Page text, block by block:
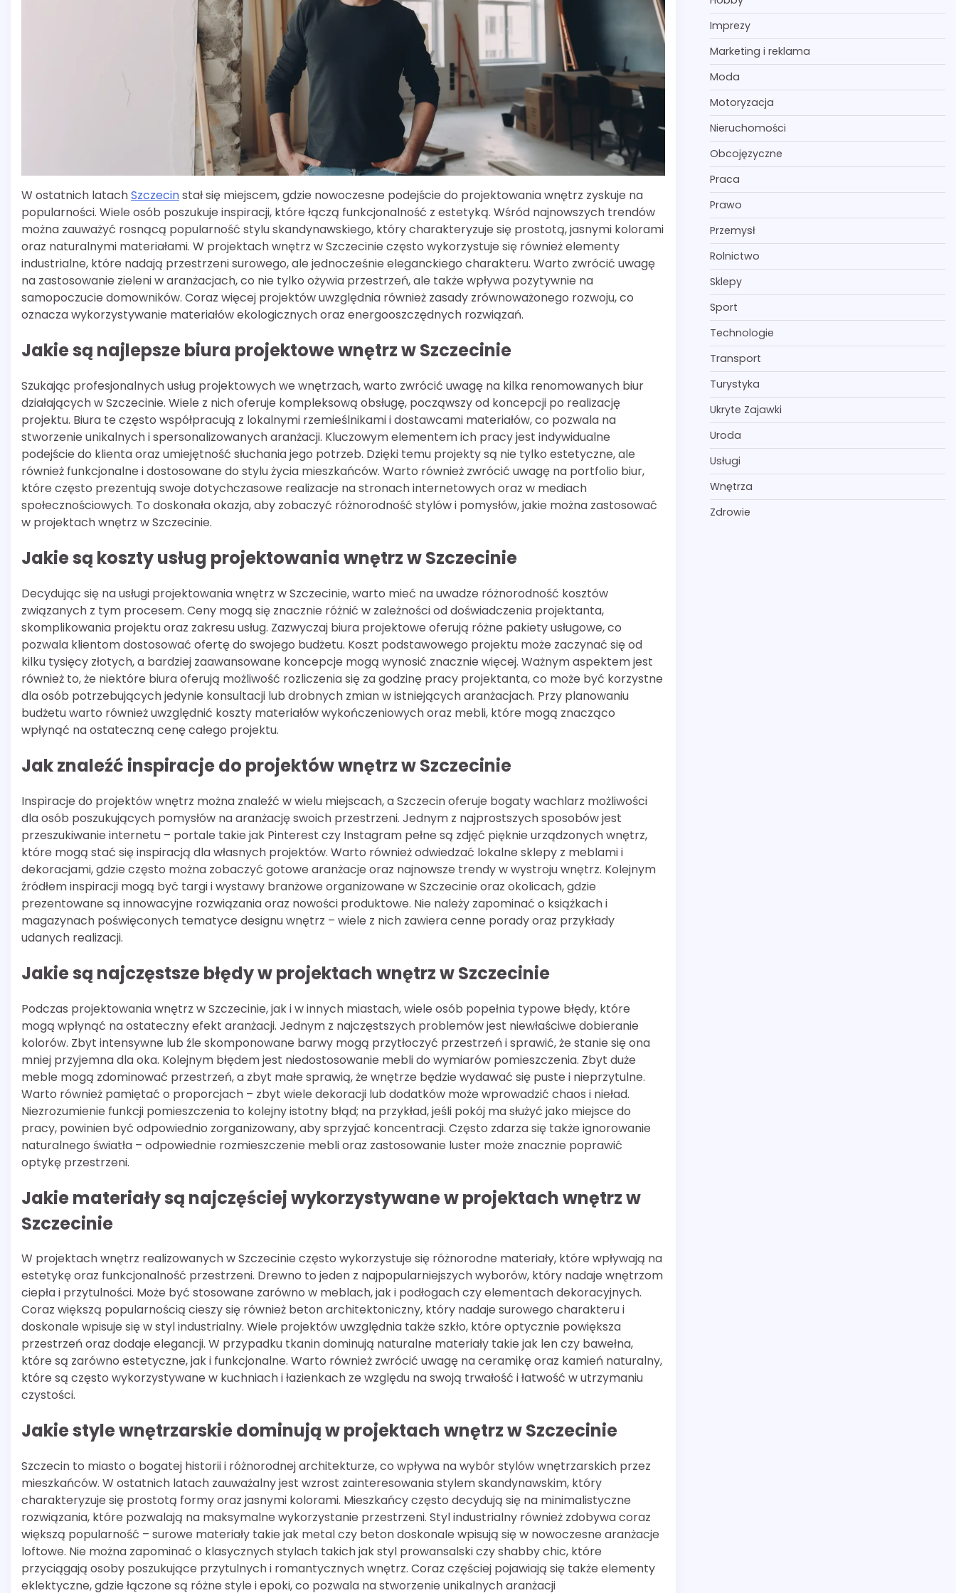
W ostatnich latachSzczecinstał się miejscem, gdzie nowoczesne podejście do projektowania wnętrz zyskuje na
popularności. Wiele osób poszukuje inspiracji, które łączą funkcjonalność z estetyką. Wśród najnowszych trendów
można zauważyć rosnącą popularność stylu skandynawskiego, który charakteryzuje się prostotą, jasnymi kolorami
oraz naturalnymi materiałami. W projektach wnętrz w Szczecinie często wykorzystuje się również elementy
industrialne, które nadają przestrzeni surowego, ale jednocześnie eleganckiego charakteru. Warto zwrócić uwagę
na zastosowanie zieleni w aranżacjach, co nie tylko ożywia przestrzeń, ale także wpływa pozytywnie na
samopoczucie domowników. Coraz więcej projektów uwzględnia również zasady zrównoważonego rozwoju, co
oznacza wykorzystywanie materiałów ekologicznych oraz energooszczędnych rozwiązań.
Jakie są najlepsze biura projektowe wnętrz w Szczecinie
Szukając profesjonalnych usług projektowych we wnętrzach, warto zwrócić uwagę na kilka renomowanych biur
działających w Szczecinie. Wiele z nich oferuje kompleksową obsługę, począwszy od koncepcji po realizację
projektu. Biura te często współpracują z lokalnymi rzemieślnikami i dostawcami materiałów, co pozwala na
stworzenie unikalnych i spersonalizowanych aranżacji. Kluczowym elementem ich pracy jest indywidualne
podejście do klienta oraz umiejętność słuchania jego potrzeb. Dzięki temu projekty są nie tylko estetyczne, ale
również funkcjonalne i dostosowane do stylu życia mieszkańców. Warto również zwrócić uwagę na portfolio biur,
które często prezentują swoje dotychczasowe realizacje na stronach internetowych oraz w mediach
społecznościowych. To doskonała okazja, aby zobaczyć różnorodność stylów i pomysłów, jakie można zastosować
w projektach wnętrz w Szczecinie.
Jakie są koszty usług projektowania wnętrz w Szczecinie
Decydując się na usługi projektowania wnętrz w Szczecinie, warto mieć na uwadze różnorodność kosztów
związanych z tym procesem. Ceny mogą się znacznie różnić w zależności od doświadczenia projektanta,
skomplikowania projektu oraz zakresu usług. Zazwyczaj biura projektowe oferują różne pakiety usługowe, co
pozwala klientom dostosować ofertę do swojego budżetu. Koszt podstawowego projektu może zaczynać się od
kilku tysięcy złotych, a bardziej zaawansowane koncepcje mogą wynosić znacznie więcej. Ważnym aspektem jest
również to, że niektóre biura oferują możliwość rozliczenia się za godzinę pracy projektanta, co może być korzystne
dla osób potrzebujących jedynie konsultacji lub drobnych zmian w istniejących aranżacjach. Przy planowaniu
budżetu warto również uwzględnić koszty materiałów wykończeniowych oraz mebli, które mogą znacząco
wpłynąć na ostateczną cenę całego projektu.
Jak znaleźć inspiracje do projektów wnętrz w Szczecinie
Inspiracje do projektów wnętrz można znaleźć w wielu miejscach, a Szczecin oferuje bogaty wachlarz możliwości
dla osób poszukujących pomysłów na aranżację swoich przestrzeni. Jednym z najprostszych sposobów jest
przeszukiwanie internetu – portale takie jak Pinterest czy Instagram pełne są zdjęć pięknie urządzonych wnętrz,
które mogą stać się inspiracją dla własnych projektów. Warto również odwiedzać lokalne sklepy z meblami i
dekoracjami, gdzie często można zobaczyć gotowe aranżacje oraz najnowsze trendy w wystroju wnętrz. Kolejnym
źródłem inspiracji mogą być targi i wystawy branżowe organizowane w Szczecinie oraz okolicach, gdzie
prezentowane są innowacyjne rozwiązania oraz nowości produktowe. Nie należy zapominać o książkach i
magazynach poświęconych tematyce designu wnętrz – wiele z nich zawiera cenne porady oraz przykłady
udanych realizacji.
Jakie są najczęstsze błędy w projektach wnętrz w Szczecinie
Podczas projektowania wnętrz w Szczecinie, jak i w innych miastach, wiele osób popełnia typowe błędy, które
mogą wpłynąć na ostateczny efekt aranżacji. Jednym z najczęstszych problemów jest niewłaściwe dobieranie
kolorów. Zbyt intensywne lub źle skomponowane barwy mogą przytłoczyć przestrzeń i sprawić, że stanie się ona
mniej przyjemna dla oka. Kolejnym błędem jest niedostosowanie mebli do wymiarów pomieszczenia. Zbyt duże
meble mogą zdominować przestrzeń, a zbyt małe sprawią, że wnętrze będzie wydawać się puste i nieprzytulne.
Warto również pamiętać o proporcjach – zbyt wiele dekoracji lub dodatków może wprowadzić chaos i nieład.
Niezrozumienie funkcji pomieszczenia to kolejny istotny błąd; na przykład, jeśli pokój ma służyć jako miejsce do
pracy, powinien być odpowiednio zorganizowany, aby sprzyjać koncentracji. Często zdarza się także ignorowanie
naturalnego światła – odpowiednie rozmieszczenie mebli oraz zastosowanie luster może znacznie poprawić
optykę przestrzeni.
Jakie materiały są najczęściej wykorzystywane w projektach wnętrz w
Szczecinie
W projektach wnętrz realizowanych w Szczecinie często wykorzystuje się różnorodne materiały, które wpływają na
estetykę oraz funkcjonalność przestrzeni. Drewno to jeden z najpopularniejszych wyborów, który nadaje wnętrzom
ciepła i przytulności. Może być stosowane zarówno w meblach, jak i podłogach czy elementach dekoracyjnych.
Coraz większą popularnością cieszy się również beton architektoniczny, który nadaje surowego charakteru i
doskonale wpisuje się w styl industrialny. Wiele projektów uwzględnia także szkło, które optycznie powiększa
przestrzeń oraz dodaje elegancji. W przypadku tkanin dominują naturalne materiały takie jak len czy bawełna,
które są zarówno estetyczne, jak i funkcjonalne. Warto również zwrócić uwagę na ceramikę oraz kamień naturalny,
które są często wykorzystywane w kuchniach i łazienkach ze względu na swoją trwałość i łatwość w utrzymaniu
czystości.
Jakie style wnętrzarskie dominują w projektach wnętrz w Szczecinie
Szczecin to miasto o bogatej historii i różnorodnej architekturze, co wpływa na wybór stylów wnętrzarskich przez
mieszkańców. W ostatnich latach zauważalny jest wzrost zainteresowania stylem skandynawskim, który
charakteryzuje się prostotą formy oraz jasnymi kolorami. Mieszkańcy często decydują się na minimalistyczne
rozwiązania, które pozwalają na maksymalne wykorzystanie przestrzeni. Styl industrialny również zdobywa coraz
większą popularność – surowe materiały takie jak metal czy beton doskonale wpisują się w nowoczesne aranżacje
loftowe. Nie można zapominać o klasycznych stylach takich jak styl prowansalski czy shabby chic, które
przyciągają osoby poszukujące przytulnych i romantycznych wnętrz. Coraz częściej pojawiają się także elementy
eklektyczne, gdzie łączone są różne style i epoki, co pozwala na stworzenie unikalnych aranżacji
Imprezy
Marketing i reklama
Moda
Motoryzacja
Nieruchomości
Obcojęzyczne
Praca
Prawo
Przemysł
Rolnictwo
Sklepy
Sport
Technologie
Transport
Turystyka
Ukryte Zajawki
Uroda
Usługi
Wnętrza
Zdrowie